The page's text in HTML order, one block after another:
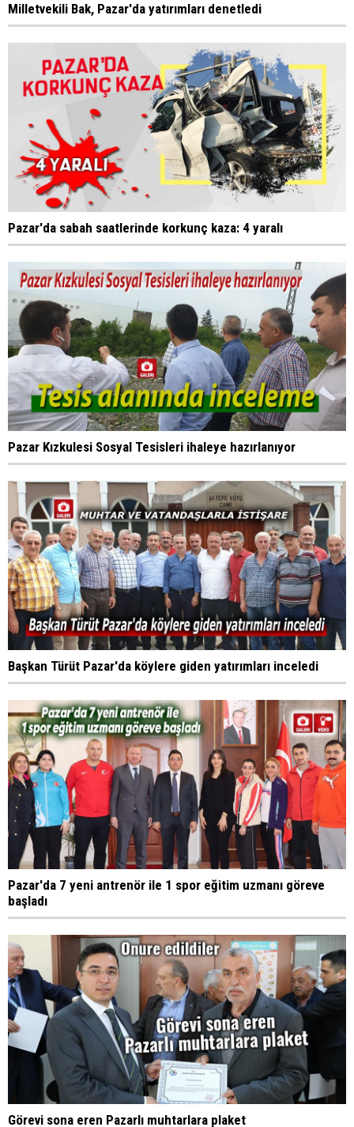
Milletvekili Bak, Pazar'da yatırımları denetledi
Pazar'da sabah saatlerinde korkunç kaza: 4 yaralı
Pazar Kızkulesi Sosyal Tesisleri ihaleye hazırlanıyor
Başkan Türüt Pazar'da köylere giden yatırımları inceledi
Pazar'da 7 yeni antrenör ile 1 spor eğitim uzmanı göreve
başladı
Görevi sona eren Pazarlı muhtarlara plaket